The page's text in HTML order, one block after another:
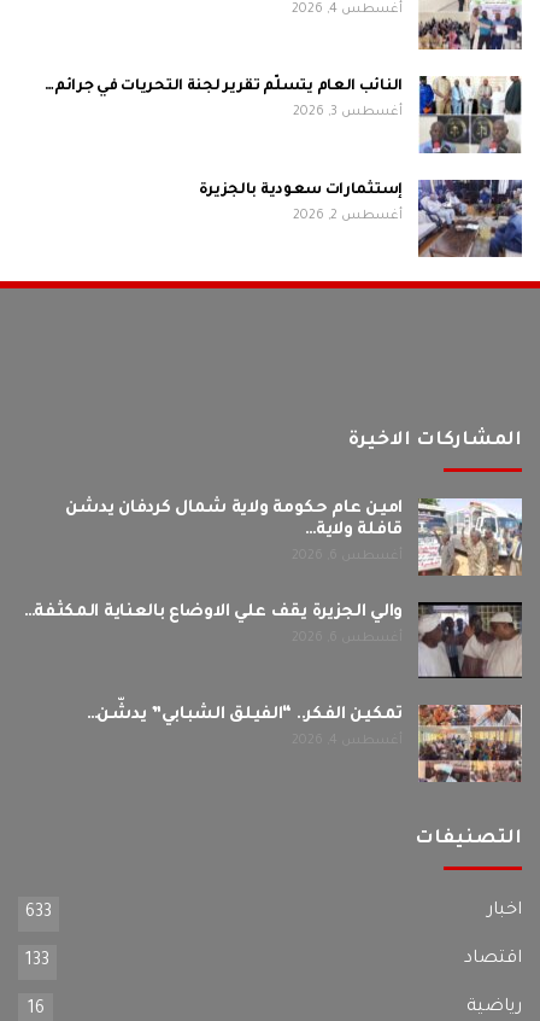
أغسطس 4, 2026
النائب العام يتسلّم تقرير لجنة التحريات في جرائم…
أغسطس 3, 2026
إستثمارات سعودية بالجزيرة
أغسطس 2, 2026
المشاركات الاخيرة
امين عام حكومة ولاية شمال كردفان يدشن
قافلة ولاية…
والي الجزيرة يقف علي الاوضاع بالعناية المكثفة…
تمكين الفكر.. “الفيلق الشبابي” يدشّن…
التصنيفات
اخبار 633
اقتصاد 133
رياضية 16